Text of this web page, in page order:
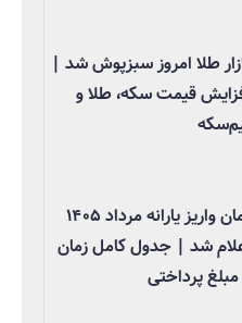
طلا امروز سبزپوش شد |
قیمت سکه، طلا و
زمان واریز یارانه مرداد ۱۴۰۵
شد | جدول کامل زمان
پرداختی